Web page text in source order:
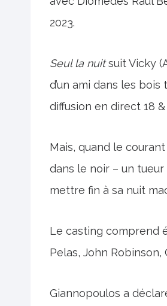
2023.
Seul la nuitsuit Vicky
d’un ami dans les
diffusion en direct 18
Mais, quand le
dans le noir – un
mettre fin à sa nuit
Le casting comprend
Pelas, John Robinson,
Giannopoulos a